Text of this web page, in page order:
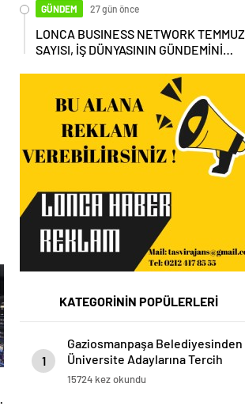
Olmalı
GÜNDEM 27 gün önce
LONCA BUSINESS NETWORK TEMMUZ
SAYISI, İŞ DÜNYASININ GÜNDEMİNİ
KATEGORİNİN POPÜLERLERİ
1
Gaziosmanpaşa Belediyesinden
Üniversite Adaylarına Tercih
Desteği
15724 kez okundu